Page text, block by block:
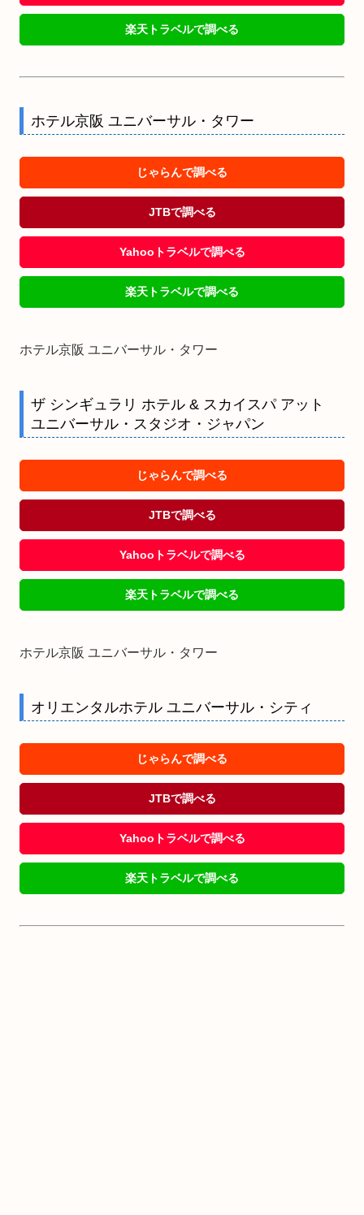
楽天トラベルで調べる
ホテル京阪 ユニバーサル・タワー
じゃらんで調べる
JTBで調べる
Yahooトラベルで調べる
楽天トラベルで調べる
ホテル京阪 ユニバーサル・タワー
ザ シンギュラリ ホテル & スカイスパ アット
ユニバーサル・スタジオ・ジャパン
じゃらんで調べる
JTBで調べる
Yahooトラベルで調べる
楽天トラベルで調べる
ホテル京阪 ユニバーサル・タワー
オリエンタルホテル ユニバーサル・シティ
じゃらんで調べる
JTBで調べる
Yahooトラベルで調べる
楽天トラベルで調べる